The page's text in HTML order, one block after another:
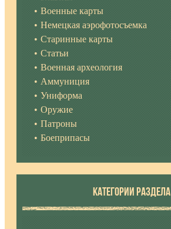
Военные карты
Немецкая аэрофотосъемка
Старинные карты
Статьи
Военная археология
Аммуниция
Униформа
Оружие
Патроны
Боеприпасы
КАТЕГОРИИ РАЗДЕЛА